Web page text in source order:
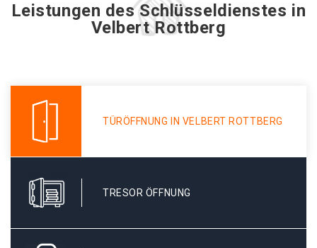
Leistungen des Schlüsseldienstes in
Velbert Rottberg
TÜRÖFFNUNG IN VELBERT ROTTBERG
TRESOR ÖFFNUNG